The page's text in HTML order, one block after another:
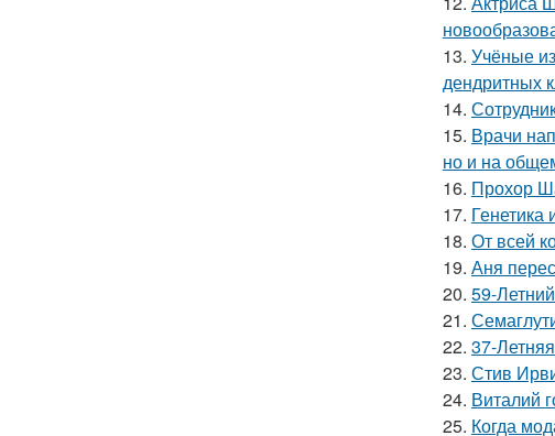
13. Учёные
дендритных
14.
15. Врачи
но и на
16. Прохор
17.
18. От всей
19. Аня
20. 59-
21.
22. 37-
23. Стив
24. Виталий
25. Когда